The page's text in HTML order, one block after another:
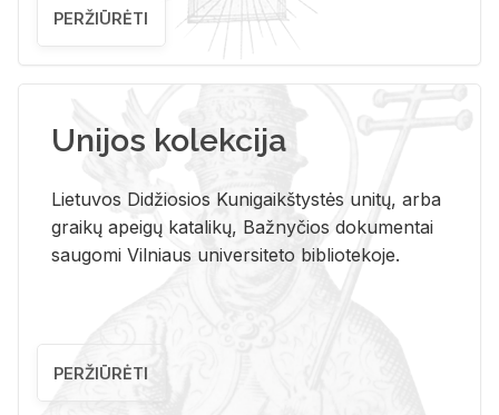
PERŽIŪRĖTI
Unijos kolekcija
Lietuvos Didžiosios Kunigaikštystės unitų, arba
graikų apeigų katalikų, Bažnyčios dokumentai
saugomi Vilniaus universiteto bibliotekoje.
PERŽIŪRĖTI